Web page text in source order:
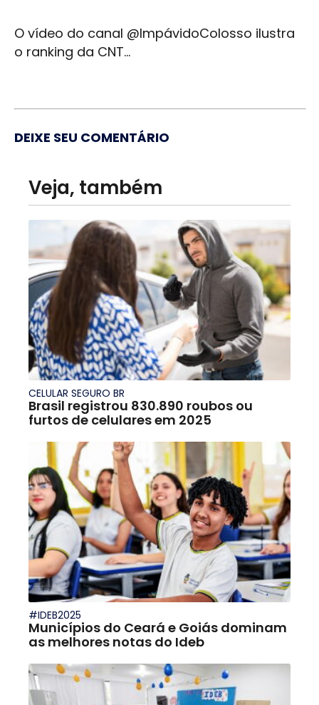
O vídeo do canal @ImpávidoColosso ilustra
o ranking da CNT...
DEIXE SEU COMENTÁRIO
Veja, também
CELULAR SEGURO BR
Brasil registrou 830.890 roubos ou
furtos de celulares em 2025
#IDEB2025
Municípios do Ceará e Goiás dominam
as melhores notas do Ideb